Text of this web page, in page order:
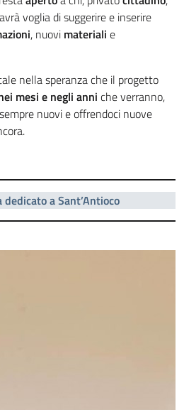
voglia di suggerire e inserire
, nuovi materiali e
nella speranza che il progetto
mesi e negli anni che verranno,
nuovi e offrendoci nuove
a Sant’Antioco